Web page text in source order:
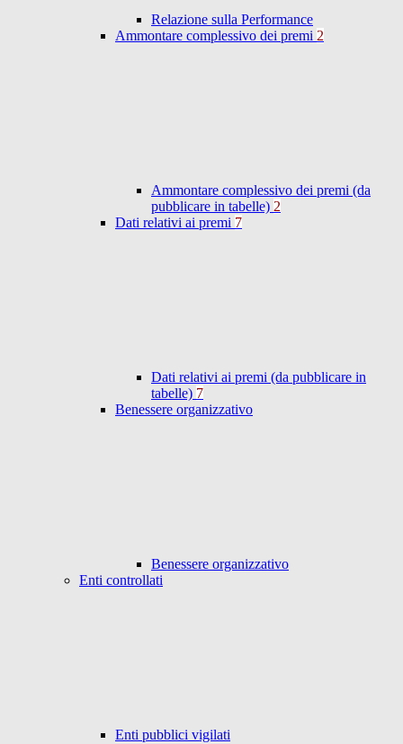
Relazione sulla Performance
Ammontare complessivo dei premi 2
Ammontare complessivo dei premi (da
pubblicare in tabelle) 2
Dati relativi ai premi 7
Dati relativi ai premi (da pubblicare in
tabelle) 7
Benessere organizzativo
Benessere organizzativo
Enti controllati
Enti pubblici vigilati